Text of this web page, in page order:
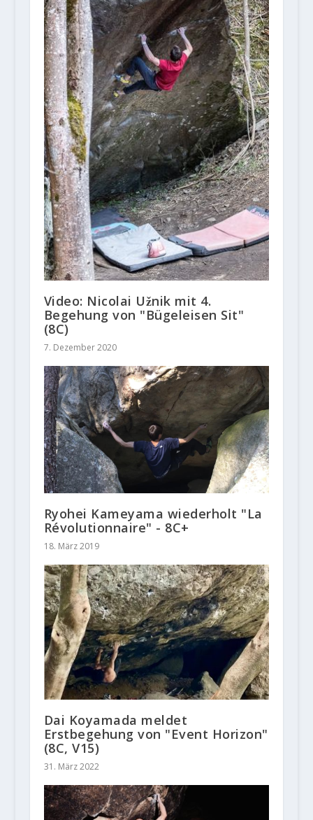
Video: Nicolai Užnik mit 4.
Begehung von "Bügeleisen Sit"
(8C)
7. Dezember 2020
Ryohei Kameyama wiederholt "La
Révolutionnaire" - 8C+
18. März 2019
Dai Koyamada meldet
Erstbegehung von "Event Horizon"
(8C, V15)
31. März 2022